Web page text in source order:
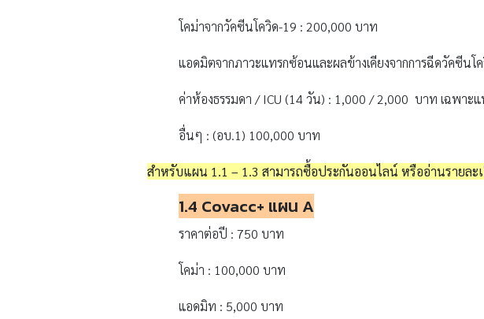
โคม่าจากวัคซีนโควิด-19 : 200,000 บาท
แอดมิตจากภาวะแทรกซ้อนและผลข้างเคียงจากการฉีดวัคซีนโ
ค่าห้องธรรมดา / ICU (14 วัน) : 1,000 / 2,000 บาท เฉพาะ
อื่นๆ : (อบ.1) 100,000 บาท
สำหรับแผน 1.1 – 1.3 สามารถซื้อประกันออนไลน์ หรืออ่านรายละ
1.4 Covacc+ แผน A
ราคาต่อปี : 750 บาท
โคม่า : 100,000 บาท
แอดมิท : 5,000 บาท